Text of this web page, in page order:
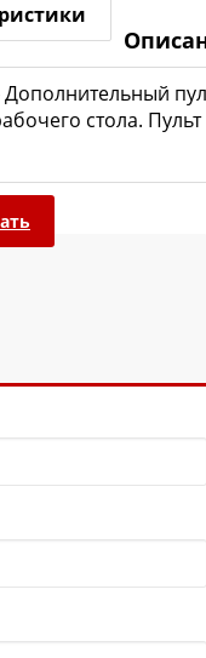
Дополнительный
стола.